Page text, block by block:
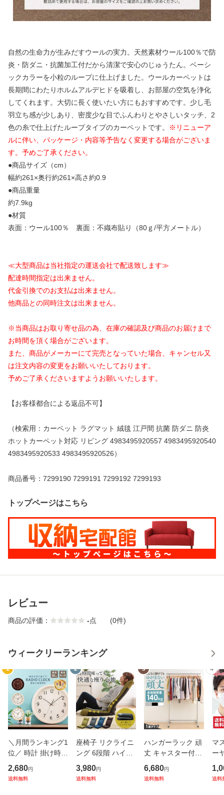
自然の生命力が生みだすウールの実力。天然素材ウール100％で防
炎・防ダニ・抗菌加工付だから清潔で安心のじゅうたん。ベーシ
ックカラーを小粒のループに仕上げました。ウールカーペットは
長期間にわたりホルムアルデヒドを吸着し、お部屋の空気を浄化
してくれます。大切に長く使いたい方にもおすすめです。少し毛
羽立ち感が少しあり、密度少な目でふんわりとやさしいタッチ、2
色の糸で仕上げたループタイプのカーペットです。
※リニューア
ルに伴い、パッケージ・内容等予告なく変更する場合がございま
す。予めご了承ください。
●商品サイズ（cm）
幅約261×奥行約261×高さ約0.9
●商品重量
約7.9kg
●材質
表面：ウール100％ 裏面：不織布貼り（80ｇ/平方メートル）
≪大型商品は当社指定の運送会社で配送致します≫
配達時間指定は出来ません。
代金引換でのお支払は出来ません。
他商品との同時注文は出来ません。
※当商品はお取り寄せ品の為、在庫の確認及び商品のお届けまで
お時間を頂く場合がございます。
また、商品がメーカーにて完売となっていた場合、キャンセル又
は注文内容の変更をお願いいたしております。
予めご了承くださいますようお願いいたします。
【お客様都合による返品不可】
（検索用：カーペット ラグマット 絨毯 江戸間 抗菌 防ダニ 防炎
ホットカーペット対応 リビング 4983495920557 4983495920540
4983495920533 4983495920526）
商品番号：7299190 7299191 7299192 7299193
トップページはこちら
レビュー
商品の評価： -点 (0件)
ウィークリーランキング
1
＼月間ランキング1
位／ 時計 掛け時計
壁掛け 電波 電波時
計 北欧 おしゃれ
2,680円
送料無料
2
座椅子 リクライニ
ング 6段階 ハイバ
ック 1人掛け 折り
たたみ コンパクト
3,980円
送料無料
3
ハンガーラック 頑
丈 キャスター付き
おしゃれ パイプハ
ンガー シングル 伸
6,680円
送料無料
4
マ
ー
ー
り
送料